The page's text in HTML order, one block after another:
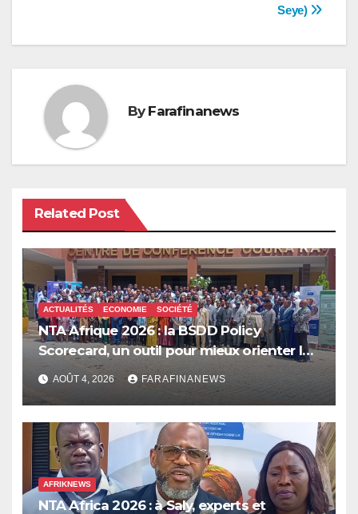
Seye)
By Farafinanews
Related Post
ACTUALITÉS ECONOMIE SOCIÉTÉ
NTA Afrique 2026 : la BSDD Policy
Scorecard, un outil pour mieux orienter les
dépenses publiques
AOÛT 4, 2026 FARAFINANEWS
AFRIKNEWS
NTA Africa 2026 : à Saly, experts et